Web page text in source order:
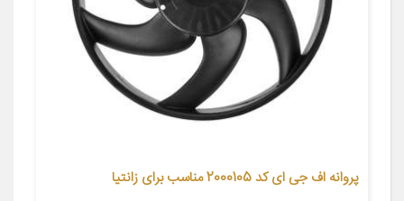
پروانه اف جی ای کد 2000105 مناسب برای زانتیا